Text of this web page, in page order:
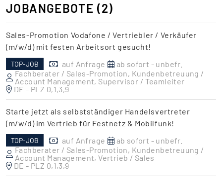
JOBANGEBOTE (2)
Sales-Promotion Vodafone / Vertriebler / Verkäufer
(m/w/d) mit festen Arbeitsort gesucht!
TOP-JOB auf Anfrage
ab sofort - unbefr.
Fachberater / Sales-Promotion, Kundenbetreuung /
Account Management, Supervisor / Teamleiter
DE - PLZ 0,1,3,9
Starte jetzt als selbstständiger Handelsvertreter
(m/w/d) im Vertrieb für Festnetz & Mobilfunk!
TOP-JOB auf Anfrage
ab sofort - unbefr.
Fachberater / Sales-Promotion, Kundenbetreuung /
Account Management, Vertrieb / Sales
DE - PLZ 0,1,3,9